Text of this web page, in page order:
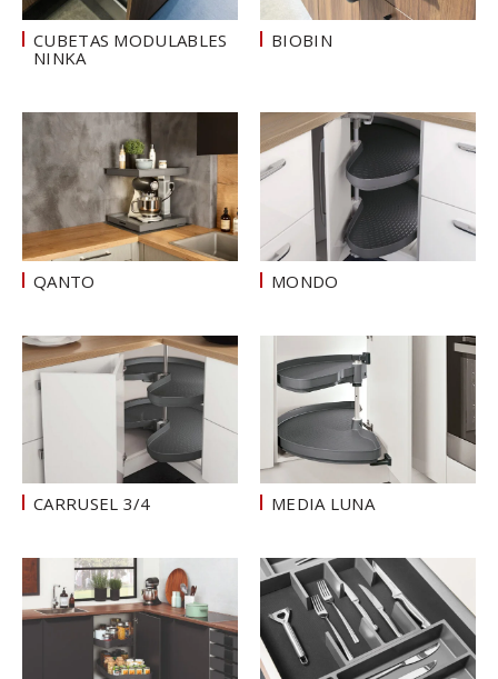
CUBETAS MODULABLES
NINKA
BIOBIN
QANTO MONDO
CARRUSEL 3/4 MEDIA LUNA